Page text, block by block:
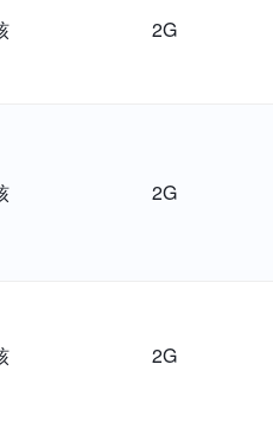
2G
2G
2G